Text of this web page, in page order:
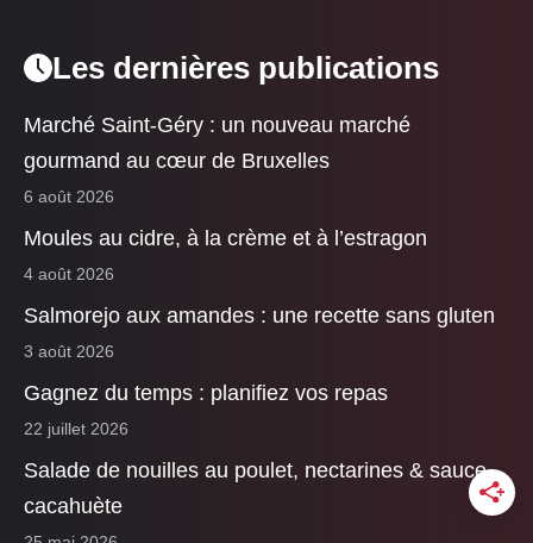
Les dernières publications
Marché Saint-Géry : un nouveau marché
gourmand au cœur de Bruxelles
6 août 2026
Moules au cidre, à la crème et à l’estragon
4 août 2026
Salmorejo aux amandes : une recette sans gluten
3 août 2026
Gagnez du temps : planifiez vos repas
22 juillet 2026
Salade de nouilles au poulet, nectarines & sauce
cacahuète